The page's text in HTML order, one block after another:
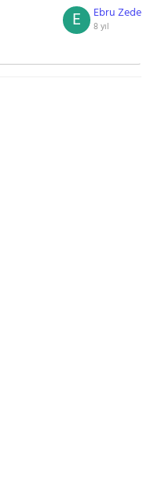
Ebru Zede
8 yıl
E